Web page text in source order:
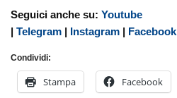
Seguici anche su:Youtube
|Telegram | Instagram | Facebook
Condividi:
Stampa Facebook